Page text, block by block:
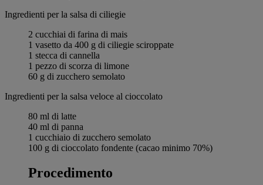
Ingredienti per la salsa di ciliegie
2 cucchiai di farina di mais
1 vasetto da 400 g di ciliegie sciroppate
1 stecca di cannella
1 pezzo di scorza di limone
60 g di zucchero semolato
Ingredienti per la salsa veloce al cioccolato
80 ml di latte
40 ml di panna
1 cucchiaio di zucchero semolato
100 g di cioccolato fondente (cacao minimo 70%)
Procedimento